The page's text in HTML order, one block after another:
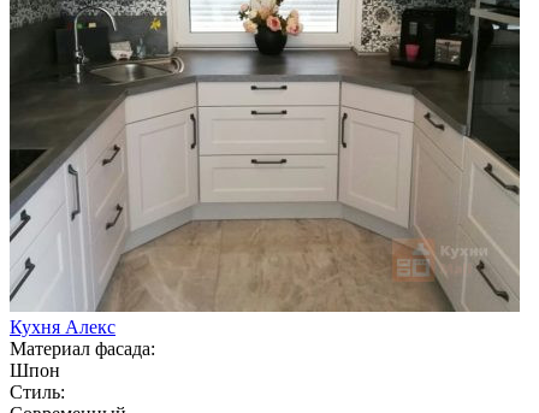
Кухня Алекс
Материал фасада:
Шпон
Стиль: